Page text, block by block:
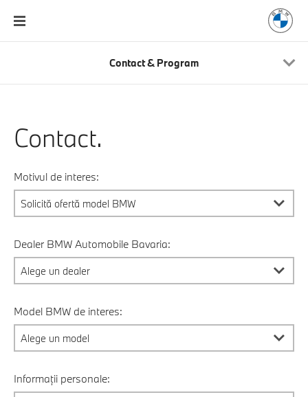
Contact & Program
Contact.
Motivul de interes:
Dealer BMW Automobile Bavaria:
Model BMW de interes:
Informații personale: